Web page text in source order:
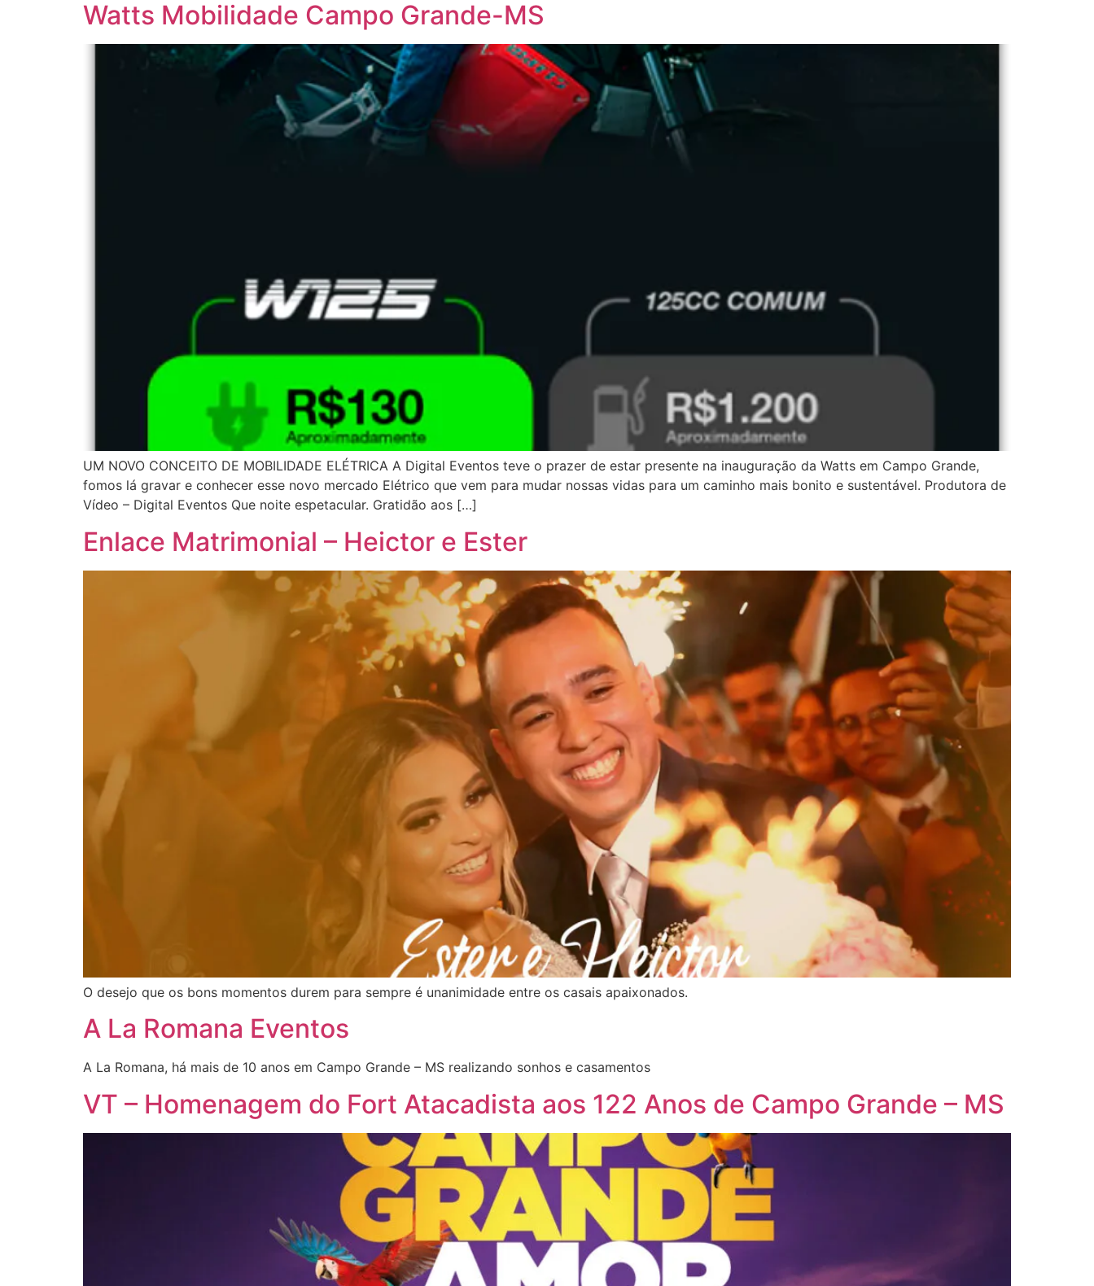
Watts Mobilidade Campo Grande-MS
UM NOVO CONCEITO DE MOBILIDADE ELÉTRICA A Digital Eventos teve o prazer de estar presente na inauguração da Watts em Campo Grande,
fomos lá gravar e conhecer esse novo mercado Elétrico que vem para mudar nossas vidas para um caminho mais bonito e sustentável. Produtora de
Vídeo – Digital Eventos Que noite espetacular. Gratidão aos […]
Enlace Matrimonial – Heictor e Ester
O desejo que os bons momentos durem para sempre é unanimidade entre os casais apaixonados.
A La Romana Eventos
A La Romana, há mais de 10 anos em Campo Grande – MS realizando sonhos e casamentos
VT – Homenagem do Fort Atacadista aos 122 Anos de Campo Grande – MS